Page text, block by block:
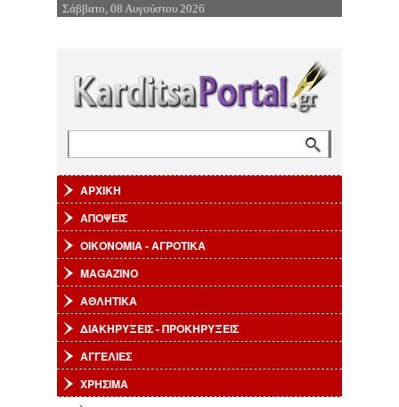
Επιστροφή στην Πλοήγηση
Σάββατο, 08 Αυγούστου 2026
ΑΡΧΙΚΗ
ΑΠΟΨΕΙΣ
ΟΙΚΟΝΟΜΙΑ - ΑΓΡΟΤΙΚΑ
MAGAZINO
ΑΘΛΗΤΙΚΑ
ΔΙΑΚΗΡΥΞΕΙΣ - ΠΡΟΚΗΡΥΞΕΙΣ
ΑΓΓΕΛΙΕΣ
ΧΡΗΣΙΜΑ